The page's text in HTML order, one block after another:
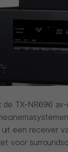
de TX-NR696
een receiver
voor